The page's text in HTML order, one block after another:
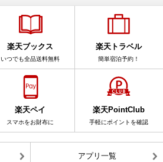
楽天ブックス
いつでも全品送料無料
楽天トラベル
簡単宿泊予約！
楽天ペイ
スマホをお財布に
楽天PointClub
手軽にポイントを確認
アプリ一覧